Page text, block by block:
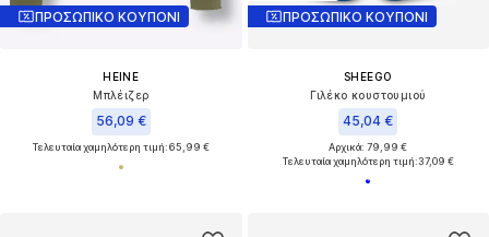
ΠΡΟΣΩΠΙΚΟ ΚΟΥΠΟΝΙ
HEINE
Μπλέιζερ
56,09 €
Τελευταία χαμηλότερη τιμή:65,99 €
ΠΡΟΣΩΠΙΚΟ ΚΟΥΠΟΝΙ
SHEEGO
Γιλέκο κουστουμιού
45,04 €
Αρχικά: 79,99 €
Τελευταία χαμηλότερη τιμή:37,09 €